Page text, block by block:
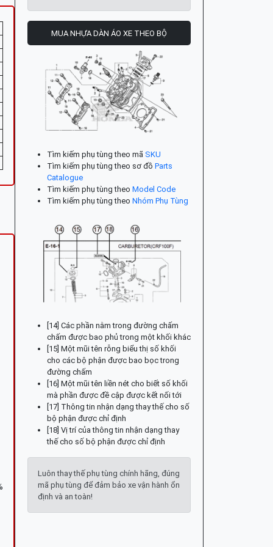
MUA NHỰA DÀN ÁO XE THEO BỘ
Tìm kiếm phụ tùng theo mã SKU
Tìm kiếm phụ tùng theo sơ đồ Parts
Catalogue
Tìm kiếm phụ tùng theo Model Code
Tìm kiếm phụ tùng theo Nhóm Phụ Tùng
[14] Các phần nằm trong đường chấm
chấm được bao phủ trong một khối khác
[15] Một mũi tên rỗng biểu thị số khối
cho các bộ phận được bao bọc trong
đường chấm
[16] Một mũi tên liền nét cho biết số khối
mà phần được đề cập được kết nối tới
[17] Thông tin nhận dạng thay thế cho số
bộ phận được chỉ định
[18] Vị trí của thông tin nhận dạng thay
thế cho số bộ phận được chỉ định
Luôn thay thế phụ tùng chính hãng, đúng
mã phụ tùng để đảm bảo xe vận hành ổn
định và an toàn!